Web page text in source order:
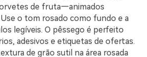
de fruta—animados
o tom rosado como fundo e a
legíveis. O pêssego é perfeito
adesivos e etiquetas de ofertas.
de grão sutil na área rosada